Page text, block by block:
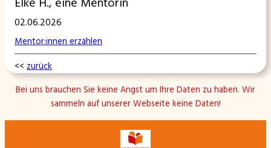
02.06.2026
Mentor:innen erzählen
<< zurück
Bei uns brauchen Sie keine Angst um Ihre Daten zu haben. Wir
sammeln auf unserer Webseite keine Daten!